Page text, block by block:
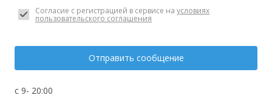
Согласие с регистрацией в сервисе на условиях
пользовательского соглашения
Отправить сообщение
с 9- 20:00